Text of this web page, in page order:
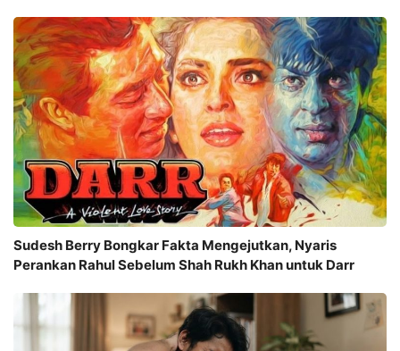
Sudesh Berry Bongkar Fakta Mengejutkan, Nyaris
Perankan Rahul Sebelum Shah Rukh Khan untuk Darr